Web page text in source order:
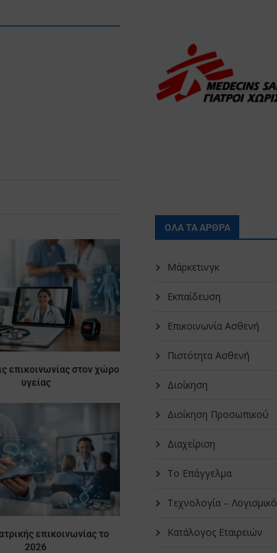
επικοινωνίας στον χώρο
υγείας
επικοινωνίας το
2026
ΟΛΑ ΤΑ ΑΡΘΡΑ
Μάρκετινγκ
Εκπαίδευση
Επικοινωνία Ασθενή
Πιστότητα Ασθενή
Διοίκηση
Διοίκηση Προσωπικού
Διαχείριση
Το Επάγγελμα
Τεχνολογία – Λογισμικό
Κατάλογος Εταιρειών